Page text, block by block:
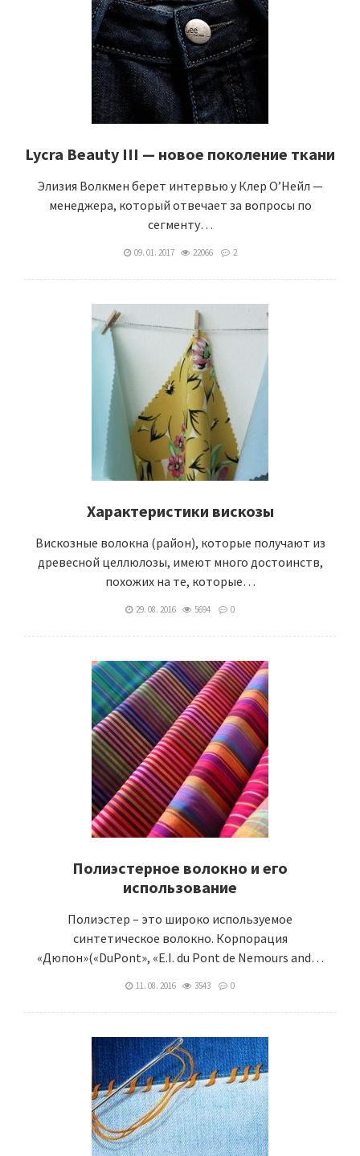
Lycra Beauty III — новое поколение ткани
Элизия Волкмен берет интервью у Клер О’Нейл —
менеджера, который отвечает за вопросы по
сегменту…
09. 01. 2017 22066 2
Характеристики вискозы
Вискозные волокна (район), которые получают из
древесной целлюлозы, имеют много достоинств,
похожих на те, которые…
29. 08. 2016 5694 0
Полиэстерное волокно и его
использование
Полиэстер – это широко используемое
синтетическое волокно. Корпорация
«Дюпон»(«DuPont», «E.I. du Pont de Nemours and…
11. 08. 2016 3543 0